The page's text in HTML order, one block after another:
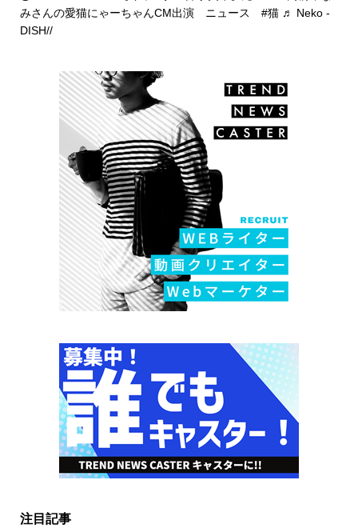
みさんの愛猫にゃーちゃんCM出演 ニュース #猫 ♬ Neko -
DISH//
注目記事